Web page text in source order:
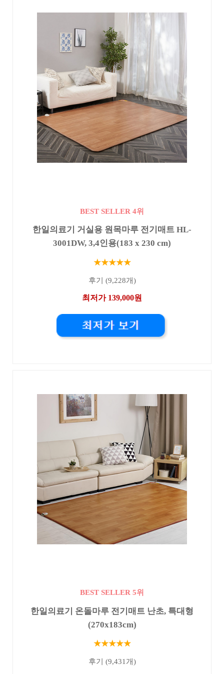
BEST SELLER 4위
한일의료기 거실용 원목마루 전기매트 HL-
3001DW, 3,4인용(183 x 230 cm)
★★★★★
후기 (9,228개)
최저가 139,000원
BEST SELLER 5위
한일의료기 온돌마루 전기매트 난초, 특대형
(270x183cm)
★★★★★
후기 (9,431개)